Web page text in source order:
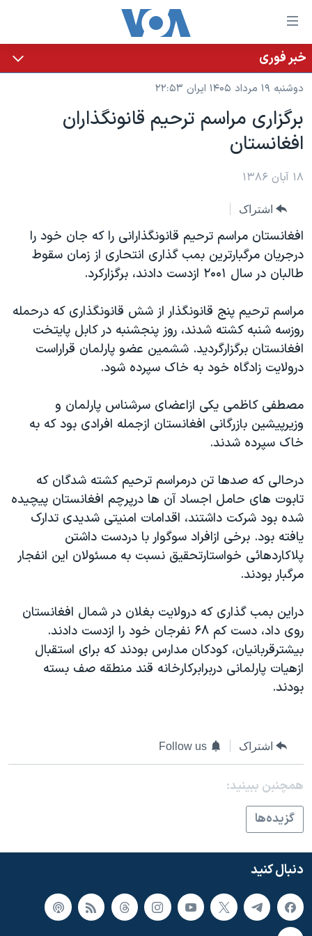
لینکهای
قابل
دسترسی
جهش
محتوای
اصلی
به
اصلی
جهش
به
جستجو
خانه
نسخه سبک وب‌سایت
موضوع ها
ایران
آمریکا
گزیده‌ها
ویژه برنامه‌ها
فرهنگ و زندگی
حقوق شهروندی
اقتصادی
علم و فناوری
اسرائیل در جنگ
گالری عکس
آرشیو پخش زنده
برنامه های تلویزیونی
جدول برنامه ها
صفحه‌های ویژه
عملیات خشم حماسی
۲۵۰سالگی آمریکا
مستندها
انتخابات ریاست جمهوری آمریکا ۲۰۲۴
حمله جمهوری اسلامی به اسرائیل
رمز مهسا
ورزش زنان در ایران
اعتراضات زن، زندگی، آزادی
مجموعه مستندهای دادخواهی
تریبونال مردمی آبان ۹۸
دادگاه حمید نوری
چهل سال گروگان‌گیری
قانون شفافیت دارائی کادر رهبری ایران
اسرائیل در جنگ
نرگس محمدی برنده جایزه نوبل صلح
همایش محافظه‌کاران آمریکا «سی‌پک»
پخش رادیویی
یادگیری زبان انگلیسی
دنبال کنید
زبانهای مختلف
خبر فوری
دوشنبه ۱۹ مرداد ۱۴۰۵ ایران ۲۲:۵۳
برگزاری مراسم ترحیم قانونگذاران
افغانستان
۱۸ آبان ۱۳۸۶
اشتراک
افغانستان مراسم ترحیم قانونگذارانی را که جان خود را
درجریان مرگبارترین بمب گذاری انتحاری از زمان سقوط
طالبان در سال ۲۰۰۱ ازدست دادند، برگزارکرد.
مراسم ترحیم پنج قانونگذار از شش قانونگذاری که درحمله
روزسه شنبه کشته شدند، روز پنجشنبه در کابل پایتخت
افغانستان برگزارگردید. ششمین عضو پارلمان قراراست
درولایت زادگاه خود به خاک سپرده شود.
مصطفی کاظمی یکی ازاعضای سرشناس پارلمان و
وزیرپیشین بازرگانی افغانستان ازجمله افرادی بود که به
خاک سپرده شدند.
درحالی که صدها تن درمراسم ترحیم کشته شدگان که
تابوت های حامل اجساد آن ها درپرچم افغانستان پیچیده
شده بود شرکت داشتند، اقدامات امنیتی شدیدی تدارک
یافته بود. برخی ازافراد سوگوار با دردست داشتن
پلاکاردهائی خواستارتحقیق نسبت به مسئولان این انفجار
مرگبار بودند.
دراین بمب گذاری که درولایت بغلان در شمال افغانستان
روی داد، دست کم ۶۸ نفرجان خود را ازدست دادند.
بیشترقربانیان، کودکان مدارس بودند که برای استقبال
ازهیات پارلمانی دربرابرکارخانه قند منطقه صف بسته
بودند.
اشتراک Follow us
همچنبن ببینید:
گزيده‌ها
دنبال کنید